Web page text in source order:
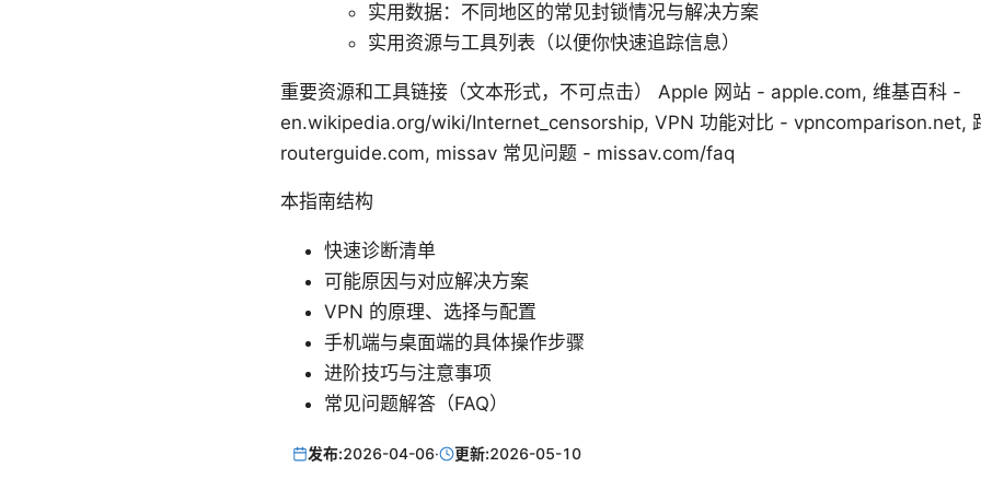
实用数据：不同地区的常见封锁情况与解决方案
实用资源与工具列表（以便你快速追踪信息）
重要资源和工具链接（文本形式，不可点击） Apple 网站 - apple.com, 维基百科 -
en.wikipedia.org/wiki/Internet_censorship, VPN 功能对比 - vpncomparison.net,
routerguide.com, missav 常见问题 - missav.com/faq
本指南结构
快速诊断清单
可能原因与对应解决方案
VPN 的原理、选择与配置
手机端与桌面端的具体操作步骤
进阶技巧与注意事项
常见问题解答（FAQ）
发布:2026-04-06· 更新:2026-05-10